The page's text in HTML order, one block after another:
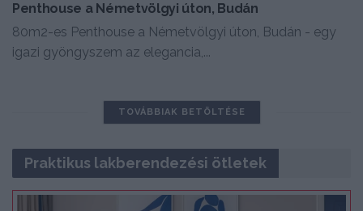
Penthouse a Németvölgyi úton, Budán
80m2-es Penthouse a Németvölgyi úton, Budán - egy
igazi gyöngyszem az elegancia,...
TOVÁBBIAK BETÖLTÉSE
Praktikus lakberendezési ötletek